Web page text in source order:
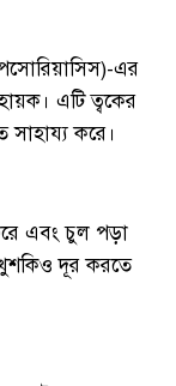
এর
এটি ত্বকের
সাহায্য করে।
এবং চুল পড়া
খুশকিও দূর করতে